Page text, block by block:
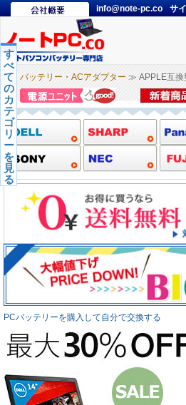
info@note-pc.co サ
バッテリー・ACアダプター ≫ APPLE互換
す
べ
て
の
カ
テ
ゴ
リ
ー
を
見
る
PCバッテリーを購入して自分で交換する